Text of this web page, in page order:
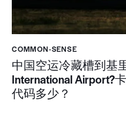
COMMON-SENSE
中国空运冷藏槽到基
International Airport?
代码多少？